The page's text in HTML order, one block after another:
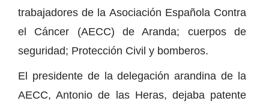
trabajadores de la Asociación Española Contra
el Cáncer (AECC) de Aranda; cuerpos de
seguridad; Protección Civil y bomberos.
El presidente de la delegación arandina de la
AECC, Antonio de las Heras, dejaba patente